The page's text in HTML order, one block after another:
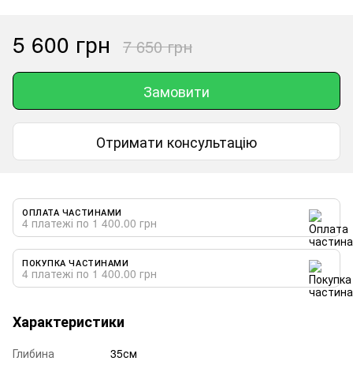
5 600 грн 7 650 грн
Замовити
Отримати консультацію
ОПЛАТА ЧАСТИНАМИ
4 платежі по 1 400.00 грн
ПОКУПКА ЧАСТИНАМИ
4 платежі по 1 400.00 грн
Характеристики
Глибина
35см